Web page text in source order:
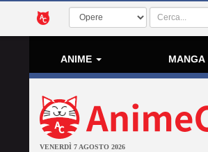
ANIME MANGA
VENERDÌ 7 AGOSTO 2026